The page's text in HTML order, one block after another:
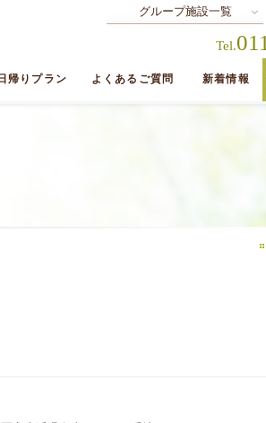
グループ施設一覧
Tel.
日帰りプラン よくあるご質問 新着情報